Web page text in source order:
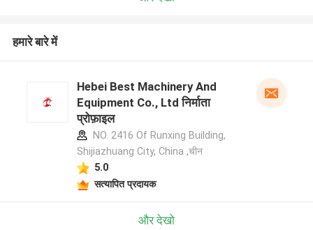
हमारे बारे में
Hebei Best Machinery And
Equipment Co., Ltd निर्माता
प्रोफ़ाइल
NO. 2416 Of Runxing Building,
Shijiazhuang City, China ,चीन
5.0
सत्यापित प्रदायक
और देखो